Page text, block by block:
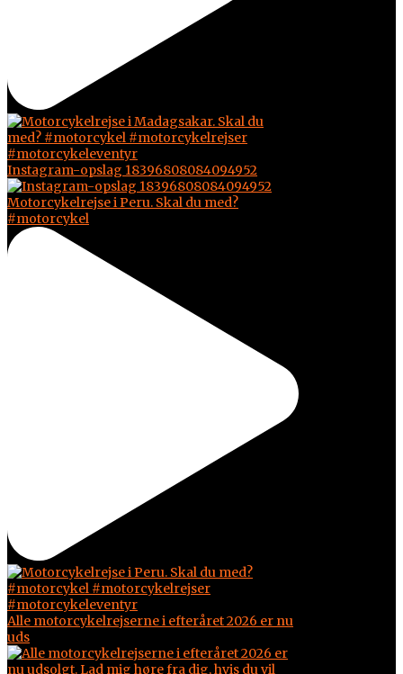
Instagram-opslag 18396808084094952
Motorcykelrejse i Peru. Skal du med?
#motorcykel
Alle motorcykelrejserne i efteråret 2026 er nu
uds